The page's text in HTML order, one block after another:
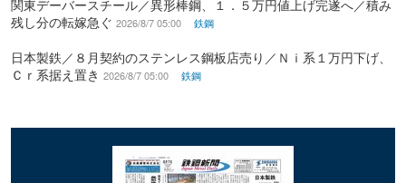
関東デーバースチール／異形棒鋼、１．５万円値上げ完遂へ／積み
残し分の転嫁急ぐ 2026/8/7 05:00 鉄鋼
日本製鉄／８月契約のステンレス鋼板店売り／Ｎｉ系１万円下げ、
Ｃｒ系据え置き 2026/8/7 05:00 鉄鋼